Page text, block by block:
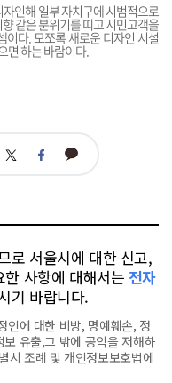
인해 일부 자치구에 시범적으로
같은 분위기를 띠고 시민고객을
다. 모쪼록 새로운 디자인 시설
면 하는 바람이다.
트 페 카
로 서울시에 대한 신고,
사항에 대해서는 전자
기 바랍니다.
인에 대한 비방, 명예훼손, 정
유출,그 밖에 공익을 저해하
시 조례 및 개인정보보호법에